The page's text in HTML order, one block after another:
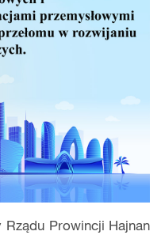
Prowincji Hajnan